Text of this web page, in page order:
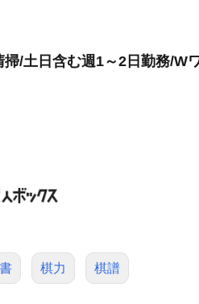
/土日含む週1～2日勤務/W
棋力 棋譜